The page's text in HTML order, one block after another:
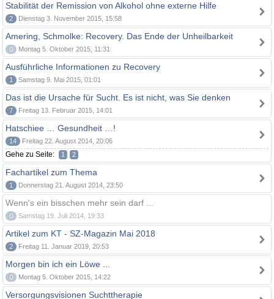
Stabilität der Remission von Alkohol ohne externe Hilfe
2 Dienstag 3. November 2015, 15:58
Amering, Schmolke: Recovery. Das Ende der Unheilbarkeit
0 Montag 5. Oktober 2015, 11:31
Ausführliche Informationen zu Recovery
1 Samstag 9. Mai 2015, 01:01
Das ist die Ursache für Sucht. Es ist nicht, was Sie denken
7 Freitag 13. Februar 2015, 14:01
Hatschiee … Gesundheit …!
14 Freitag 22. August 2014, 20:06
Gehe zu Seite: 1 2
Fachartikel zum Thema
1 Donnerstag 21. August 2014, 23:50
Wenn's ein bisschen mehr sein darf ...
0 Samstag 19. Juli 2014, 19:33
Artikel zum KT - SZ-Magazin Mai 2018
2 Freitag 11. Januar 2019, 20:53
Morgen bin ich ein Löwe ...
0 Montag 5. Oktober 2015, 14:22
Versorgungsvisionen Suchttherapie